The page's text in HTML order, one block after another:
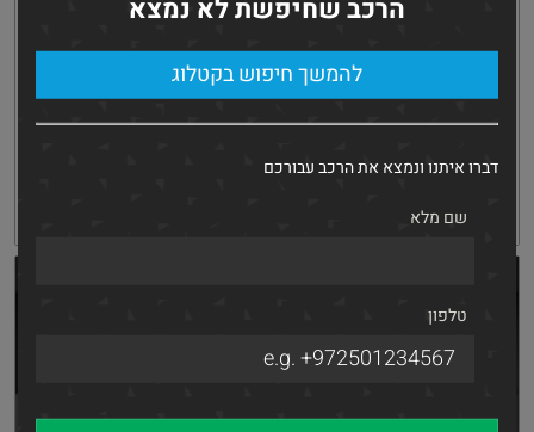
מחיר buy and drive
171,770
₪
העתקת
Whatsapp
קבלת הצעה
מחיר buy and drive
69,770
₪
העתקת
קישור
Whatsapp
הרכב שחיפשת לא נמצא
להמשך חיפוש בקטלוג
דברו איתנו ונמצא את הרכב עבורכם
שם מלא
טלפון